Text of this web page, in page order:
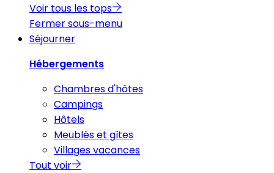
Voir tous les tops
Fermer sous-menu
Séjourner
Hébergements
Chambres d'hôtes
Campings
Hôtels
Meublés et gîtes
Villages vacances
Tout voir